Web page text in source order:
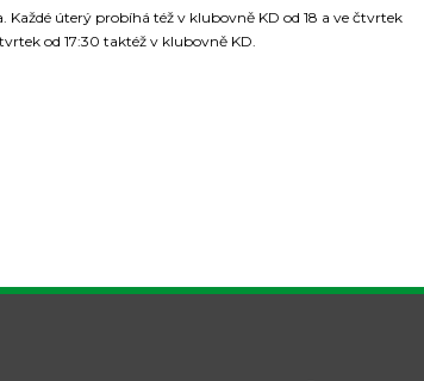
úterý probíhá též v klubovně KD od 18 a ve čtvrtek
od 17:30 taktéž v klubovně KD.